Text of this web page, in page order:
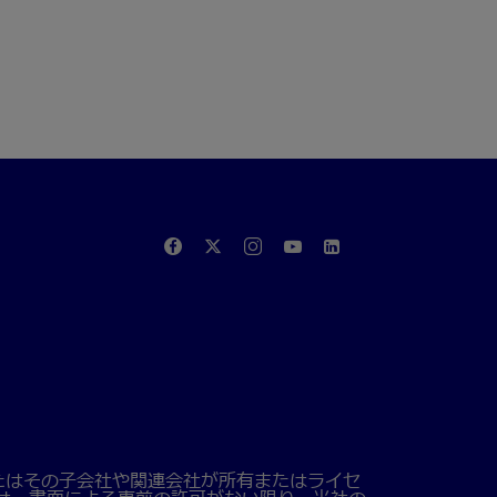
その子会社や関連会社が所有またはライセ